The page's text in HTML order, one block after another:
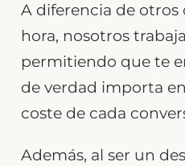
A diferencia de
hora, nosotros
permitiendo que te
de verdad importa
coste de cada
Además, al ser un